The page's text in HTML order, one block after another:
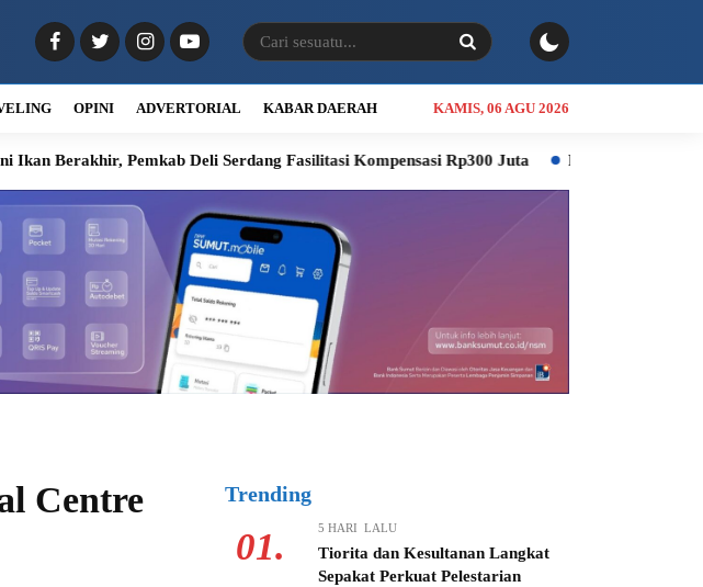
OPINI ADVERTORIAL KABAR DAERAH KAMIS, 06 AGU 2026
Deli Serdang Fasilitasi Kompensasi Rp300 Juta RSUD Thomsen Diproyeksikan
Centre
Trending
01. 5 HARI LALU
Tiorita dan Kesultanan Langkat
Sepakat Perkuat Pelestarian